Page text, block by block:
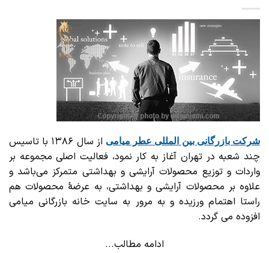
شرکت بازرگانی بین المللی عطر میامی
از سال ۱۳۸۶ با تاسیس
چند شعبه در تهران آغاز به کار نمود، فعالیت اصلی مجموعه بر
واردات و توزیع محصولات آرایشی و بهداشتی متمرکز می‌باشد و
علاوه بر محصولات آرایشی و بهداشتی، به عرضهٔ محصولات هم
راستا اهتمام ورزیده و به مرور به سایت خانه بازرگانی میامی
افزوده می گردد.
ادامه مطالب...